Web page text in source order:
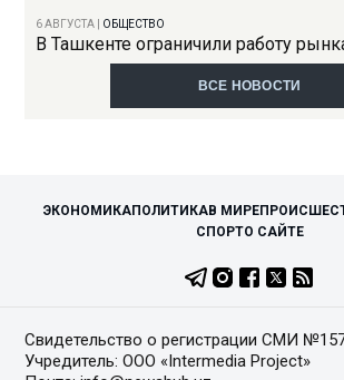
6 АВГУСТА ОБЩЕСТВО
В Ташкенте ограничили работу
ВСЕ НОВОСТИ
ЭКОНОМИКАПОЛИТИКАВ МИРЕ
СПОРТО САЙТЕ
Свидетельство о регистрации СМИ
Учредитель: ООО «Intermedia Project»